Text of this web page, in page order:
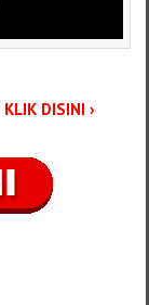
KLIK DISINI ›